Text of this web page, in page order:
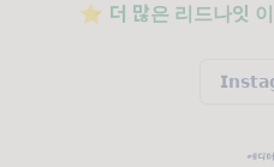
⭐️ 더 많은 리드나잇